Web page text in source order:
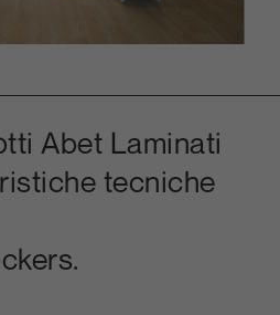
Abet Laminati
tecniche